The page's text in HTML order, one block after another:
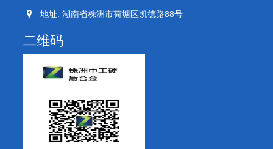
地址: 湖南省株洲市荷塘区凯德路88号
二维码